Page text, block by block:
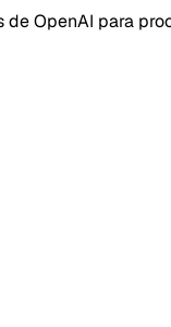
de OpenAI para